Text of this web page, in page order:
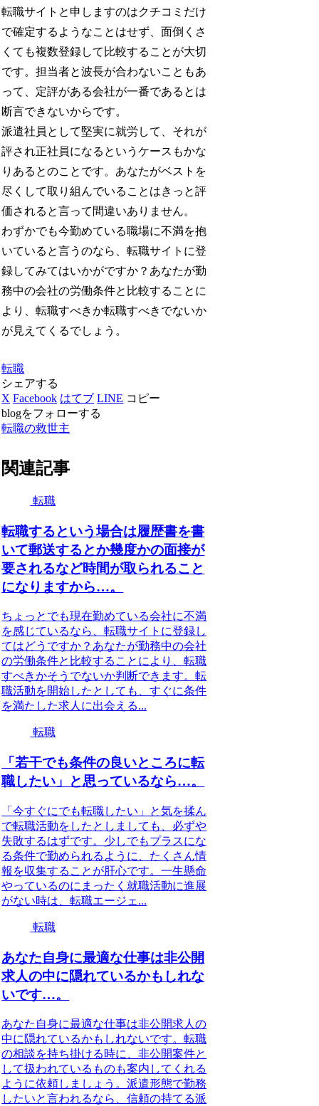
転職サイトと申しますのはクチコミだけ
で確定するようなことはせず、面倒くさ
くても複数登録して比較することが大切
です。担当者と波長が合わないこともあ
って、定評がある会社が一番であるとは
断言できないからです。
派遣社員として堅実に就労して、それが
評され正社員になるというケースもかな
りあるとのことです。あなたがベストを
尽くして取り組んでいることはきっと評
価されると言って間違いありません。
わずかでも今勤めている職場に不満を抱
いていると言うのなら、転職サイトに登
録してみてはいかがですか？あなたが勤
務中の会社の労働条件と比較することに
より、転職すべきか転職すべきでないか
が見えてくるでしょう。
転職
シェアする
X Facebook はてブ LINE コピー
blogをフォローする
転職の救世主
関連記事
転職
転職するという場合は履歴書を書
いて郵送するとか幾度かの面接が
要されるなど時間が取られること
になりますから…。
ちょっとでも現在勤めている会社に不満
を感じているなら、転職サイトに登録し
てはどうですか？あなたが勤務中の会社
の労働条件と比較することにより、転職
すべきかそうでないか判断できます。転
職活動を開始したとしても、すぐに条件
を満たした求人に出会える...
転職
「若干でも条件の良いところに転
職したい」と思っているなら…。
「今すぐにでも転職したい」と気を揉ん
で転職活動をしたとしましても、必ずや
失敗するはずです。少しでもプラスにな
る条件で勤められるように、たくさん情
報を収集することが肝心です。一生懸命
やっているのにまったく就職活動に進展
がない時は、転職エージェ...
転職
あなた自身に最適な仕事は非公開
求人の中に隠れているかもしれな
いです…。
あなた自身に最適な仕事は非公開求人の
中に隠れているかもしれないです。転職
の相談を持ち掛ける時に、非公開案件と
して扱われているものも案内してくれる
ように依頼しましょう。派遣形態で勤務
したいと言われるなら、信頼の持てる派